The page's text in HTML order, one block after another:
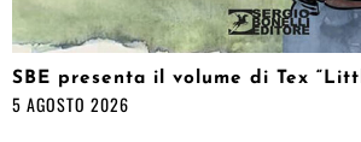
SBE presenta il volume di Tex
5 AGOSTO 2026